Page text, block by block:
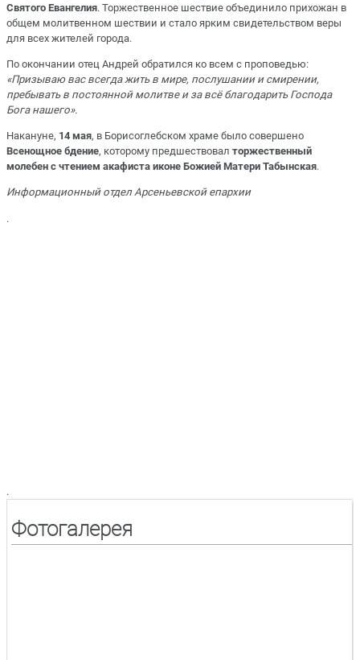
Святого Евангелия. Торжественное шествие объединило прихожан в
общем молитвенном шествии и стало ярким свидетельством веры
для всех жителей города.
По окончании отец Андрей обратился ко всем с проповедью:
«Призываю вас всегда жить в мире, послушании и смирении,
пребывать в постоянной молитве и за всё благодарить Господа
Бога нашего».
Накануне, 14 мая, в Борисоглебском храме было совершено
Всенощное бдение, которому предшествовал торжественный
молебен с чтением акафиста иконе Божией Матери Табынская.
Информационный отдел Арсеньевской епархии
.
.
Фотогалерея